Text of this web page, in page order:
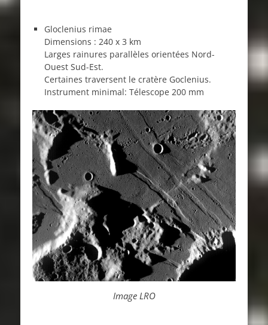
Gloclenius rimae
Dimensions : 240 x 3 km
Larges rainures parallèles orientées Nord-
Ouest Sud-Est.
Certaines traversent le cratère Goclenius.
Instrument minimal: Télescope 200 mm
Image LRO